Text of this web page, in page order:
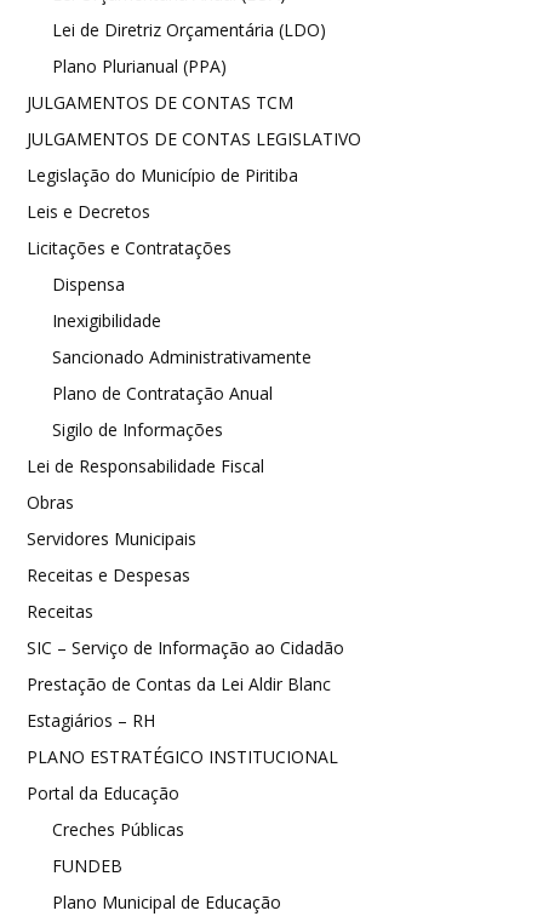
Lei de Diretriz Orçamentária (LDO)
Plano Plurianual (PPA)
JULGAMENTOS DE CONTAS TCM
JULGAMENTOS DE CONTAS LEGISLATIVO
Legislação do Município de Piritiba
Leis e Decretos
Licitações e Contratações
Dispensa
Inexigibilidade
Sancionado Administrativamente
Plano de Contratação Anual
Sigilo de Informações
Lei de Responsabilidade Fiscal
Obras
Servidores Municipais
Receitas e Despesas
Receitas
SIC – Serviço de Informação ao Cidadão
Prestação de Contas da Lei Aldir Blanc
Estagiários – RH
PLANO ESTRATÉGICO INSTITUCIONAL
Portal da Educação
Creches Públicas
FUNDEB
Plano Municipal de Educação